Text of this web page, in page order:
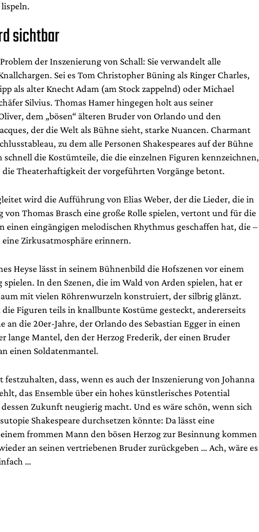
lispeln.
sichtbar
der Inszenierung von Schall: Sie verwandelt alle
Sei es Tom Christopher Büning als Ringer Charles,
als alter Knecht Adam (am Stock zappelnd) oder Michael
Silvius. Thomas Hamer hingegen holt aus seiner
dem „bösen“ älteren Bruder von Orlando und den
der die Welt als Bühne sieht, starke Nuancen. Charmant
zu dem alle Personen Shakespeares auf der Bühne
schnell die Kostümteile, die die einzelnen Figuren kennzeichnen,
die Theaterhaftigkeit der vorgeführten Vorgänge betont.
wird die Aufführung von Elias Weber, der die Lieder, die in
von Thomas Brasch eine große Rolle spielen, vertont und für die
einen eingängigen melodischen Rhythmus geschaffen hat, die –
Zirkusatmosphäre erinnern.
Heyse lässt in seinem Bühnenbild die Hofszenen vor einem
spielen. In den Szenen, die im Wald von Arden spielen, hat er
mit vielen Röhrenwurzeln konstruiert, der silbrig glänzt.
die Figuren teils in knallbunte Kostüme gesteckt, andererseits
an die 20er-Jahre, der Orlando des Sebastian Egger in einen
lange Mantel, den der Herzog Frederik, der einen Bruder
einen Soldatenmantel.
festzuhalten, dass, wenn es auch der Inszenierung von Johanna
das Ensemble über ein hohes künstlerisches Potential
Zukunft neugierig macht. Und es wäre schön, wenn sich
Shakespeare durchsetzen könnte: Da lässt eine
frommen Mann den bösen Herzog zur Besinnung kommen
an seinen vertriebenen Bruder zurückgeben … Ach, wäre es
…